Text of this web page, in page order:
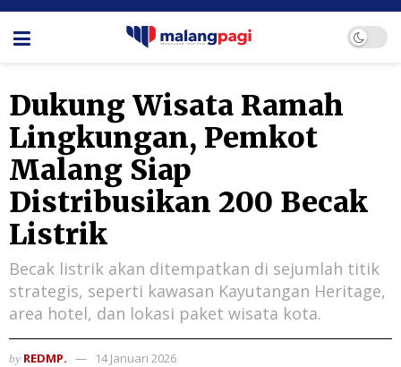
Dukung Wisata Ramah
Lingkungan, Pemkot
Malang Siap
Distribusikan 200 Becak
Listrik
Becak listrik akan ditempatkan di sejumlah titik
strategis, seperti kawasan Kayutangan Heritage,
area hotel, dan lokasi paket wisata kota.
by REDMP. 14 Januari 2026